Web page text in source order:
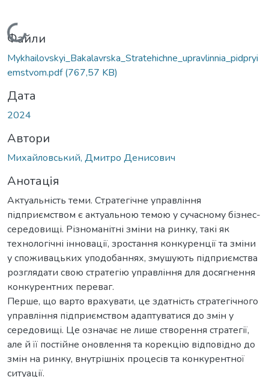
Вантажиться...
Файли
Mykhailovskyi_Bakalavrska_Stratehichne_upravlinnia_pidpryi
emstvom.pdf(767,57 KB)
Дата
2024
Автори
Михайловський, Дмитро Денисович
Анотація
Актуальність теми. Стратегічне управління
підприємством є актуальною темою у сучасному бізнес-
середовищі. Різноманітні зміни на ринку, такі як
технологічні інновації, зростання конкуренції та зміни
у споживацьких уподобаннях, змушують підприємства
розглядати свою стратегію управління для досягнення
конкурентних переваг.
Перше, що варто врахувати, це здатність стратегічного
управління підприємством адаптуватися до змін у
середовищі. Це означає не лише створення стратегії,
але й її постійне оновлення та корекцію відповідно до
змін на ринку, внутрішніх процесів та конкурентної
ситуації.